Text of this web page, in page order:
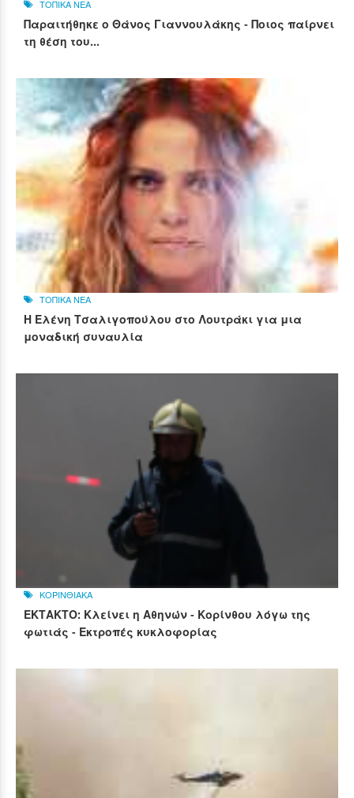
ΤΟΠΙΚΑ ΝΕΑ
Παραιτήθηκε ο Θάνος Γιαννουλάκης - Ποιος παίρνει
τη θέση του...
ΤΟΠΙΚΑ ΝΕΑ
Η Ελένη Τσαλιγοπούλου στο Λουτράκι για μια
μοναδική συναυλία
ΚΟΡΙΝΘΙΑΚΑ
ΕΚΤΑΚΤΟ: Κλείνει η Αθηνών - Κορίνθου λόγω της
φωτιάς - Εκτροπές κυκλοφορίας